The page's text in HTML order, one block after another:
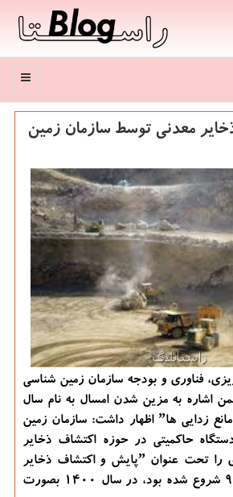
منو
معدنی توسط سازمان زمین
فناوری و بودجه سازمان زمین شناسی
اشاره به مزین شدن امسال به نام سال
ˮتولید؛ پشتیبانی ها، مانع زدایی هاˮ اظهار داشت: سازمان زمین
حاکمیتی در حوزه اکتشاف ذخایر
معدنی موضوع جدیدی را تحت عنوان ˮپایش و اکتشاف ذخایر
معدنیˮ که از سال 99 شروع شده بود، در سال 1400 بصورت